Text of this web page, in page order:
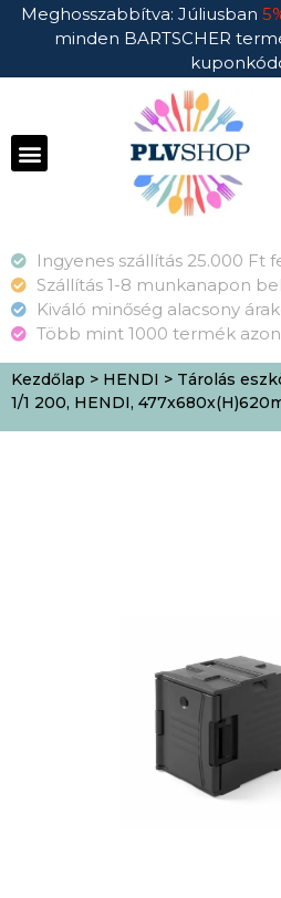
Meghosszabbítva: Júliusban
minden BARTSCHER
Ingyenes szállítás 25.000 Ft
Szállítás 1-8 munkanapon
Kiváló minőség alacsony
Több mint 1000 termék
Kezdőlap > HENDI > Tárolás
1/1 200, HENDI,